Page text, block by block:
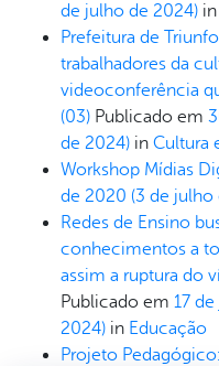
de julho de 2024) in
Prefeitura de
trabalhadores da
videoconferência
(03) Publicado em
de 2024) in Cultura
Workshop Mídias
de 2020 (3 de julho
Redes de Ensino
conhecimentos a
assim a ruptura do
Publicado em 17
2024) in Educação
Projeto